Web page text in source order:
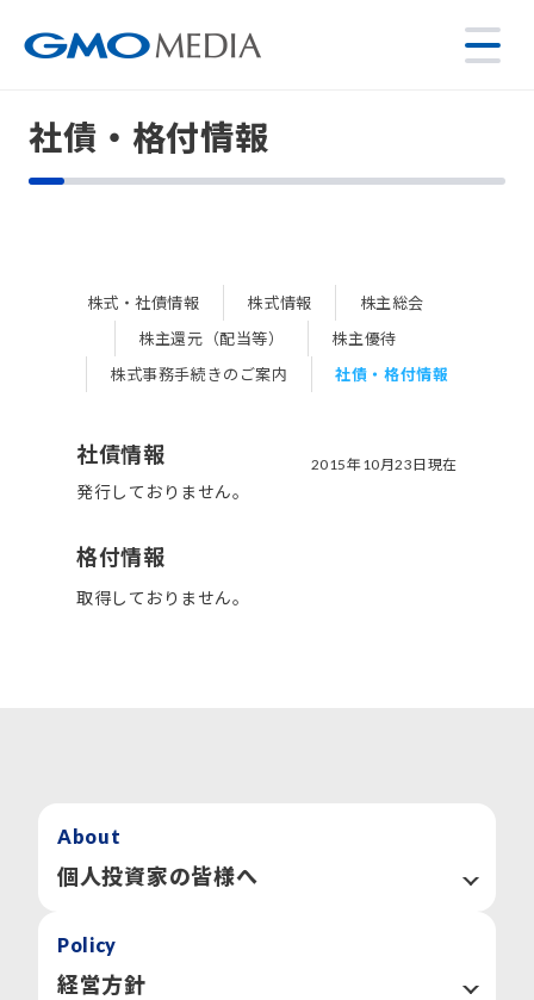
社債・格付情報
株式・社債情報 株式情報
株主総会
株主還元（配当等）
株主優待
株式事務手続きのご案内
社債・格付情報
社債情報 2015年10月23日現在
発行しておりません。
格付情報
取得しておりません。
About
個人投資家の皆様へ
数字で見るGMOメディア
用語集
Policy
経営方針